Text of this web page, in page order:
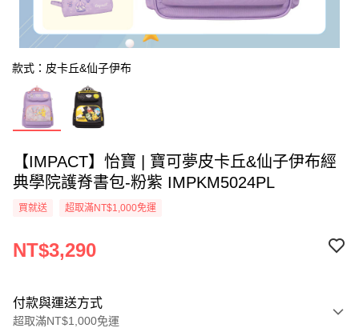
款式：皮卡丘&仙子伊布
【IMPACT】怡寶 | 寶可夢皮卡丘&仙子伊布經
典學院護脊書包-粉紫 IMPKM5024PL
買就送 超取滿NT$1,000免運
NT$3,290
付款與運送方式
超取滿NT$1,000免運